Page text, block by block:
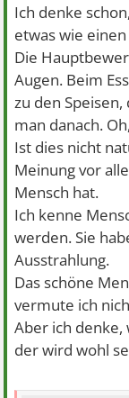
Ich denke
etwas wie
Die
Augen. Beim
zu den
man danach.
Ist dies nicht
Meinung vor
Mensch hat.
Ich kenne
werden. Sie
Ausstrahlung.
Das schöne
vermute ich
Aber ich denke,
der wird wohl